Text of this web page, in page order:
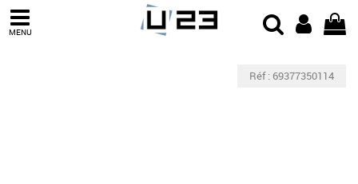
MENU
Réf : 69377350114